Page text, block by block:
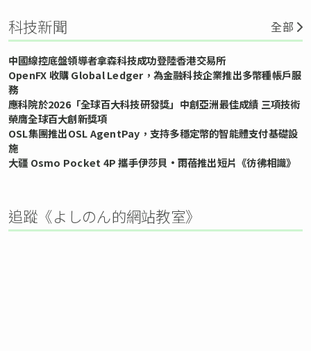
科技新聞 全部
中國線控底盤領導者拿森科技成功登陸香港交易所
OpenFX 收購 Global Ledger，為金融科技企業推出多幣種帳戶服
務
應科院於2026「全球百大科技研發獎」中創亞洲最佳成績 三項技術
榮膺全球百大創新獎項
OSL集團推出OSL AgentPay，支持多穩定幣的智能體支付基礎設
施
大疆 Osmo Pocket 4P 攜手伊莎貝•雨蓓推出短片《彷彿相識》
追蹤《よしのん的網站教室》